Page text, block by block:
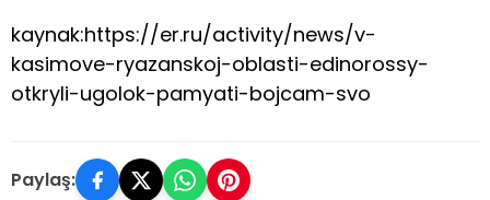
kaynak:https://er.ru/activity/news/v-
kasimove-ryazanskoj-oblasti-edinorossy-
otkryli-ugolok-pamyati-bojcam-svo
Paylaş: